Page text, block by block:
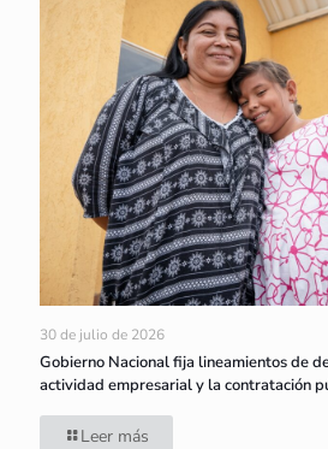
30 de julio de 2026
Gobierno Nacional fija lineamientos de
actividad empresarial y la contratación
Leer más